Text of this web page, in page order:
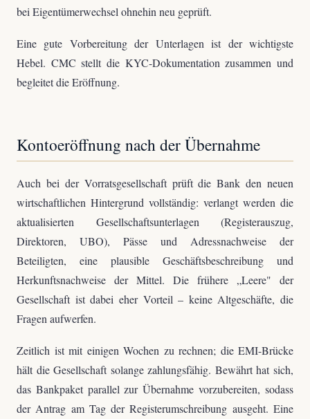
bei Eigentümerwechsel ohnehin neu geprüft.
Eine gute Vorbereitung der Unterlagen ist der wichtigste
Hebel. CMC stellt die KYC-Dokumentation zusammen und
begleitet die Eröffnung.
Kontoeröffnung nach der Übernahme
Auch bei der Vorratsgesellschaft prüft die Bank den neuen
wirtschaftlichen Hintergrund vollständig: verlangt werden die
aktualisierten Gesellschaftsunterlagen (Registerauszug,
Direktoren, UBO), Pässe und Adressnachweise der
Beteiligten, eine plausible Geschäftsbeschreibung und
Herkunftsnachweise der Mittel. Die frühere „Leere" der
Gesellschaft ist dabei eher Vorteil – keine Altgeschäfte, die
Fragen aufwerfen.
Zeitlich ist mit einigen Wochen zu rechnen; die EMI-Brücke
hält die Gesellschaft solange zahlungsfähig. Bewährt hat sich,
das Bankpaket parallel zur Übernahme vorzubereiten, sodass
der Antrag am Tag der Registerumschreibung ausgeht. Eine